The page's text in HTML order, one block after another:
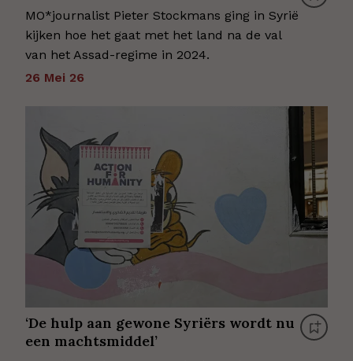
MO*journalist Pieter Stockmans ging in Syrië
kijken hoe het gaat met het land na de val
van het Assad-regime in 2024.
26 Mei 26
‘De hulp aan gewone Syriërs wordt nu
een machtsmiddel’